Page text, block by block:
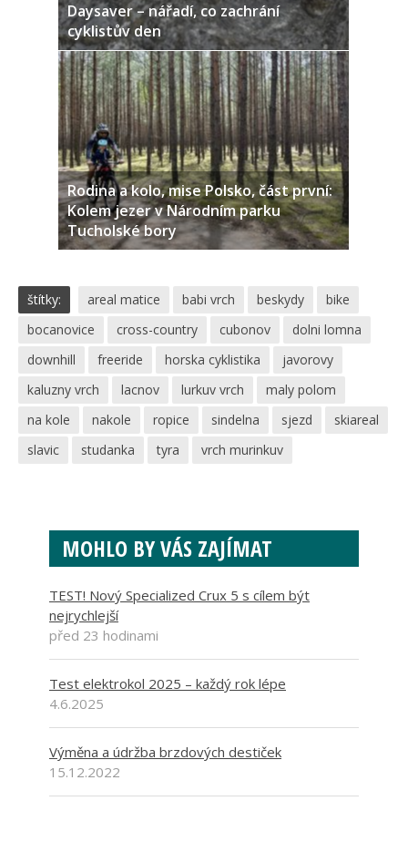
Daysaver – nářadí, co zachrání
cyklistův den
Rodina a kolo, mise Polsko, část první:
Kolem jezer v Národním parku
Tucholské bory
štítky: areal matice babi vrch beskydy
bike
bocanovice
cross-country cubonov
dolni lomna
downhill
freeride horska cyklistika
javorovy
kaluzny vrch
lacnov lurkuv vrch
maly polom
na kole
nakole ropice sindelna sjezd
skiareal
slavic
studanka tyra vrch murinkuv
MOHLO BY VÁS ZAJÍMAT
TEST! Nový Specialized Crux 5 s cílem být
nejrychlejší
před 23 hodinami
Test elektrokol 2025 – každý rok lépe
4.6.2025
Výměna a údržba brzdových destiček
15.12.2022